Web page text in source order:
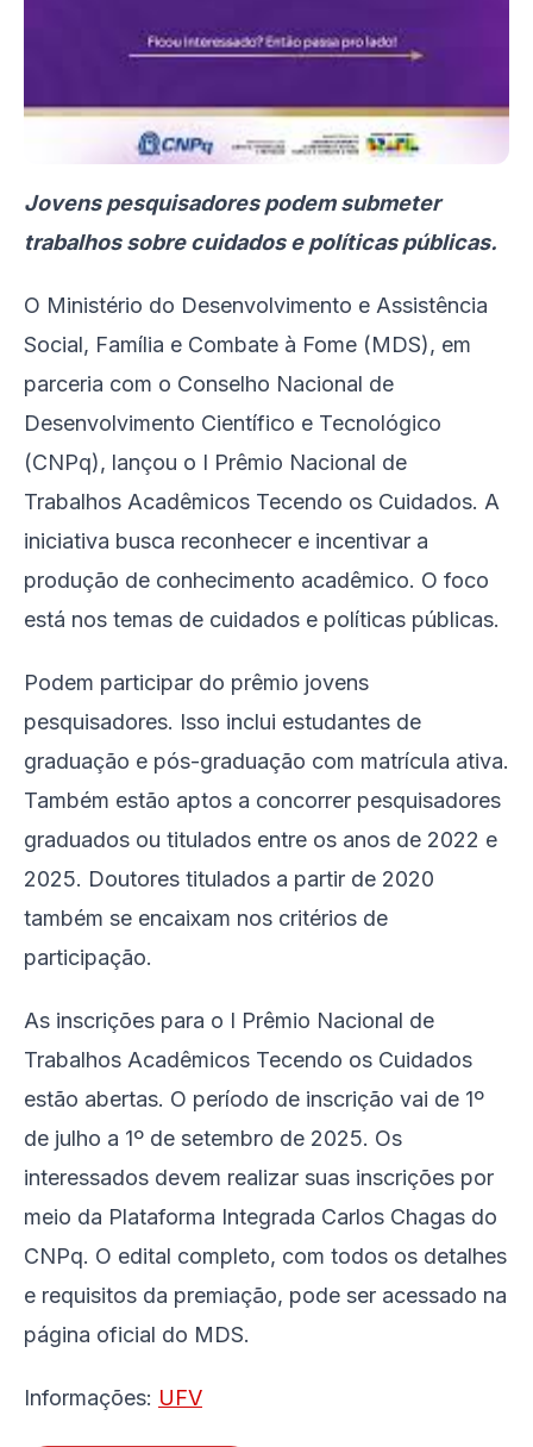
Jovens pesquisadores podem submeter
trabalhos sobre cuidados e políticas públicas.
O Ministério do Desenvolvimento e Assistência
Social, Família e Combate à Fome (MDS), em
parceria com o Conselho Nacional de
Desenvolvimento Científico e Tecnológico
(CNPq), lançou o I Prêmio Nacional de
Trabalhos Acadêmicos Tecendo os Cuidados. A
iniciativa busca reconhecer e incentivar a
produção de conhecimento acadêmico. O foco
está nos temas de cuidados e políticas públicas.
Podem participar do prêmio jovens
pesquisadores. Isso inclui estudantes de
graduação e pós-graduação com matrícula ativa.
Também estão aptos a concorrer pesquisadores
graduados ou titulados entre os anos de 2022 e
2025. Doutores titulados a partir de 2020
também se encaixam nos critérios de
participação.
As inscrições para o I Prêmio Nacional de
Trabalhos Acadêmicos Tecendo os Cuidados
estão abertas. O período de inscrição vai de 1º
de julho a 1º de setembro de 2025. Os
interessados devem realizar suas inscrições por
meio da Plataforma Integrada Carlos Chagas do
CNPq. O edital completo, com todos os detalhes
e requisitos da premiação, pode ser acessado na
página oficial do MDS.
Informações: UFV